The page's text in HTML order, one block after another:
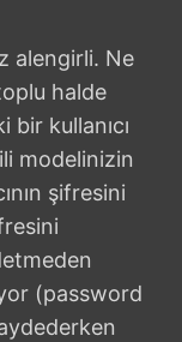
alengirli. Ne
halde
bir kullanıcı
modelinizin
şifresini
(password